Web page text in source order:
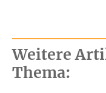
Weitere
Thema: